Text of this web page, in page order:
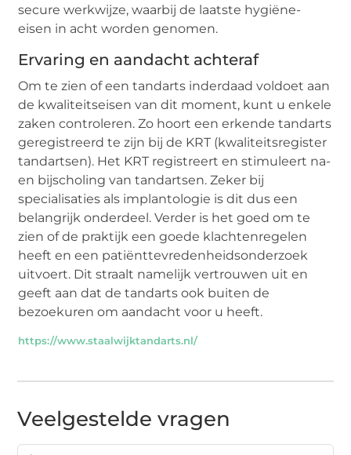
secure werkwijze, waarbij de laatste hygiëne-
eisen in acht worden genomen.
Ervaring en aandacht achteraf
Om te zien of een tandarts inderdaad voldoet aan
de kwaliteitseisen van dit moment, kunt u enkele
zaken controleren. Zo hoort een erkende tandarts
geregistreerd te zijn bij de KRT (kwaliteitsregister
tandartsen). Het KRT registreert en stimuleert na-
en bijscholing van tandartsen. Zeker bij
specialisaties als implantologie is dit dus een
belangrijk onderdeel. Verder is het goed om te
zien of de praktijk een goede klachtenregelen
heeft en een patiënttevredenheidsonderzoek
uitvoert. Dit straalt namelijk vertrouwen uit en
geeft aan dat de tandarts ook buiten de
bezoekuren om aandacht voor u heeft.
https://www.staalwijktandarts.nl/
Veelgestelde vragen